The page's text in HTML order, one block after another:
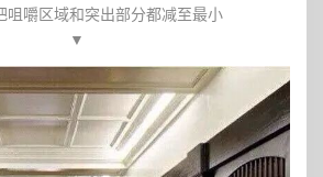
咀嚼区域和突出部分都减至最小
▼